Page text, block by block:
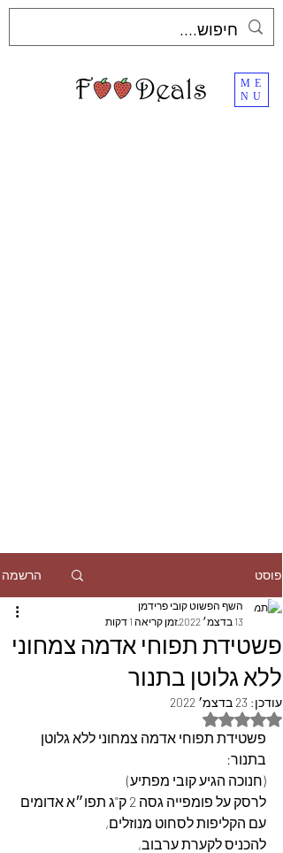
ME
NU
פוסט הרשמה
פשטידת תפוחי אדמה צמחוני
ללא גלוטן בתנור
השף הפשוט קובי פרידמן
13 בדצמ׳ 2022
זמן קריאה 1 דקות
עודכן: 23 בדצמ׳ 2022
דירוג של NaN מתוך 5 כוכבים
פשטידת תפוחי אדמה צמחוני ללא גלוטן
בתנור:
(חנוכה הגיע קובי מפתיע)
לרסק על פומפייה גסה 2 ק"ג תפו״א אדומים
עם הקליפות לסחוט מנוזלים,
להכניס לקערת ערבוב,